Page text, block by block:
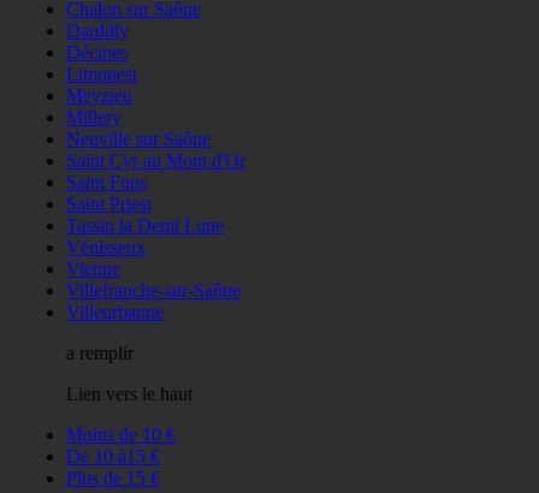
Chalon sur Saône
Dardilly
Décines
Limonest
Meyzieu
Millery
Neuville sur Saône
Saint Cyr au Mont d'Or
Saint Fons
Saint Priest
Tassin la Demi Lune
Vénisseux
Vienne
Villefranche-sur-Saône
Villeurbanne
a remplir
Lien vers le haut
Moins de 10 €
De 10 à15 €
Plus de 15 €